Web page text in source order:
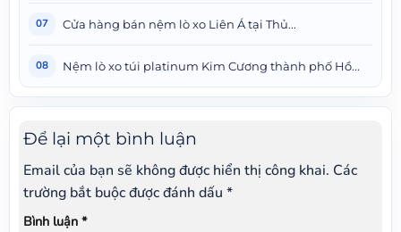
07 Cửa hàng bán nệm lò xo Liên Á tại Thủ...
08 Nệm lò xo túi platinum Kim Cương thành phố Hồ...
Để lại một bình luận
Email của bạn sẽ không được hiển thị công khai. Các
trường bắt buộc được đánh dấu *
Bình luận *